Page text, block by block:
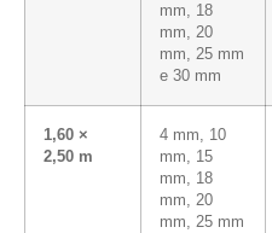
mm, 18
mm, 20
mm, 25 mm
e 30 mm
1,60 ×
2,50 m
4 mm, 10
mm, 15
mm, 18
mm, 20
mm, 25 mm